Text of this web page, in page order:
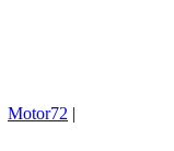
Motor72 |